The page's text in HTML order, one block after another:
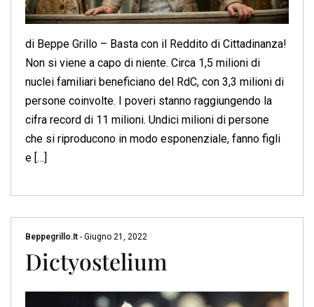
di Beppe Grillo – Basta con il Reddito di Cittadinanza!
Non si viene a capo di niente. Circa 1,5 milioni di
nuclei familiari beneficiano del RdC, con 3,3 milioni di
persone coinvolte. I poveri stanno raggiungendo la
cifra record di 11 milioni. Undici milioni di persone
che si riproducono in modo esponenziale, fanno figli
e […]
Beppegrillo.it - Giugno 21, 2022
Dictyostelium